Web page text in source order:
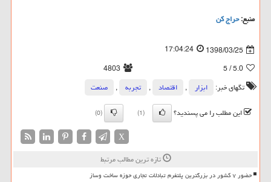
منبع:حراج كن
1398/03/25
17:04:24
5.0
/ 5
4803
تگهای خبر:
ابزار , اقتصاد , تجربه ,
صنعت
این مطلب را می پسندید؟
(1)
(0)
X
تازه ترین مطالب مرتبط
حضور ۷ کشور در بزرگترین پلتفرم تبادلات تجاری حوزه ساخت وساز